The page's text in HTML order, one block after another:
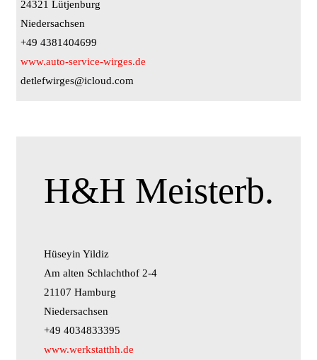
24321 Lütjenburg
Niedersachsen
+49 4381404699
www.auto-service-wirges.de
detlefwirges@icloud.com
H&H Meisterb.
Hüseyin Yildiz
Am alten Schlachthof 2-4
21107 Hamburg
Niedersachsen
+49 4034833395
www.werkstatthh.de